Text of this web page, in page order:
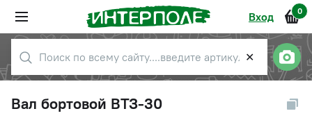
Вход 0
✕
Вал бортовой ВТЗ-30